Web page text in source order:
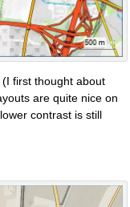
first thought about
are quite nice on
contrast is still